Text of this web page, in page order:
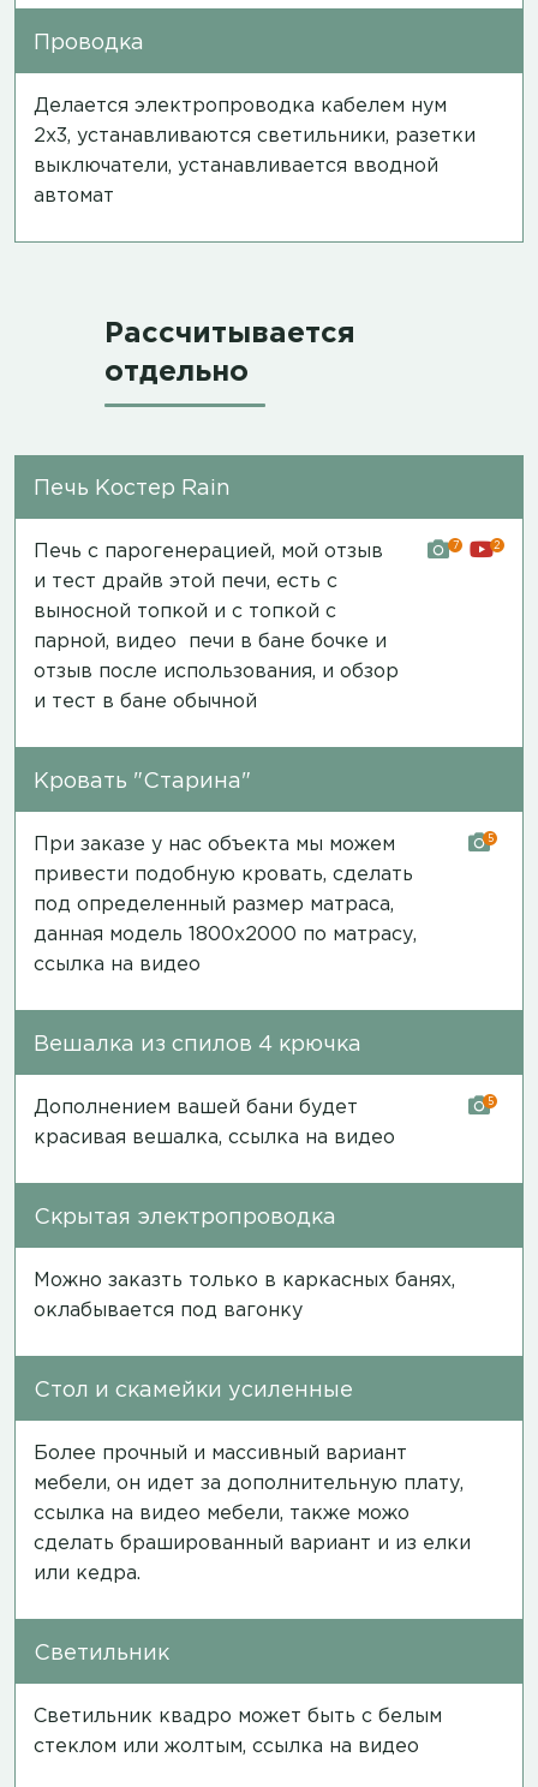
Проводка
Делается электропроводка кабелем нум
2х3, устанавливаются светильники, разетки
выключатели, устанавливается вводной
автомат
Рассчитывается
отдельно
Печь Костер Rain
Печь с парогенерацией, мой отзыв
и тест драйв этой печи, есть с
выносной топкой и с топкой с
парной, видео печи в бане бочке и
отзыв после использования, и обзор
и тест в бане обычной
7 2
Кровать "Старина"
При заказе у нас объекта мы можем
привести подобную кровать, сделать
под определенный размер матраса,
данная модель 1800х2000 по матрасу,
ссылка на видео
5
Вешалка из спилов 4 крючка
Дополнением вашей бани будет
красивая вешалка, ссылка на видео
5
Скрытая электропроводка
Можно заказть только в каркасных банях,
оклабывается под вагонку
Стол и скамейки усиленные
Более прочный и массивный вариант
мебели, он идет за дополнительную плату,
ссылка на видео мебели, также можо
сделать брашированный вариант и из елки
или кедра.
Светильник
Светильник квадро может быть с белым
стеклом или жолтым, ссылка на видео